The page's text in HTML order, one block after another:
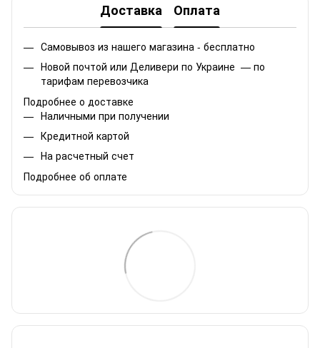
Доставка Оплата
Самовывоз из нашего магазина - бесплатно
Новой почтой или Деливери по Украине — по
тарифам перевозчика
Подробнее о доставке
Наличными при получении
Кредитной картой
На расчетный счет
Подробнее об оплате